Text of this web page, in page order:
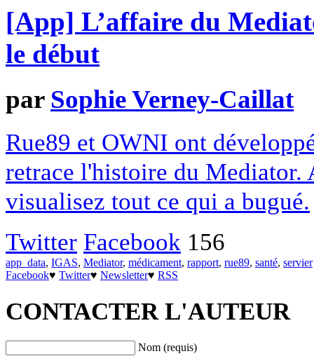
[App] L’affaire du
le début
par Sophie Verney-Caillat
Rue89 et OWNI ont
retrace l'histoire du Mediator.
visualisez tout ce qui a bugué.
Twitter Facebook 156
app_data, IGAS, Mediator, médicament, rapport, rue89, santé, servier
Facebook♥ Twitter♥ Newsletter♥ RSS
CONTACTER L'AUTEUR
Nom (requis)